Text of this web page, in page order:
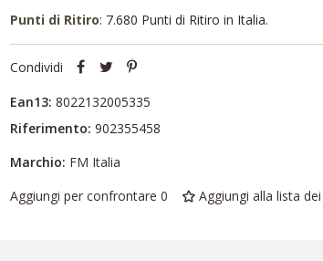
Punti di Ritiro: 7.680 Punti di Ritiro in Italia.
Condividi
Ean13: 8022132005335
Riferimento: 902355458
Marchio: FM Italia
Aggiungi per confrontare 0 Aggiungi alla lista